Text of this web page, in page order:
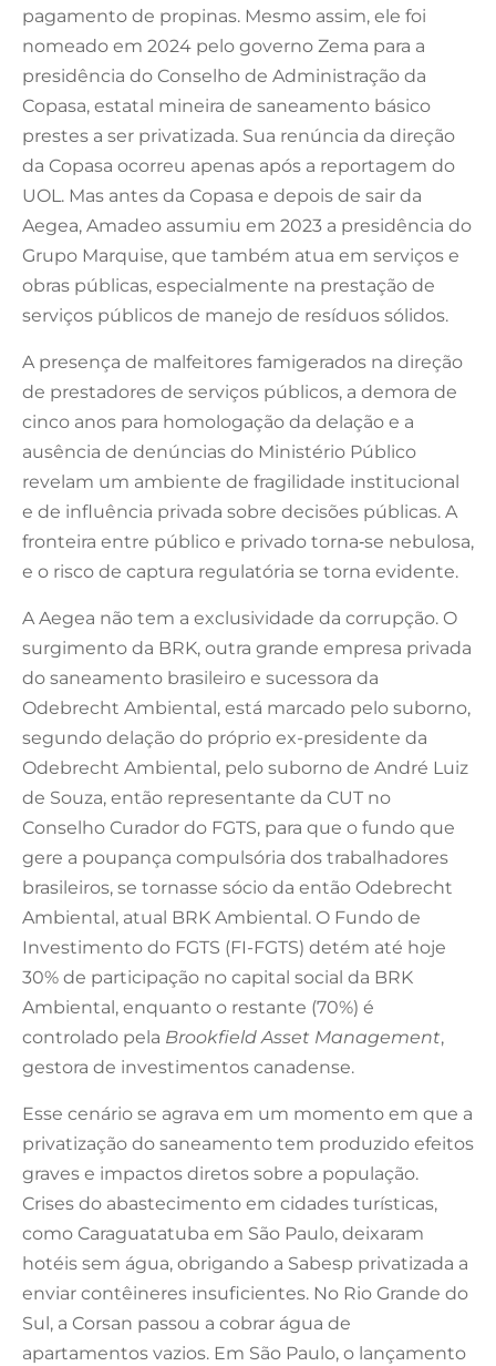
pagamento de propinas. Mesmo assim, ele foi
nomeado em 2024 pelo governo Zema para a
presidência do Conselho de Administração da
Copasa, estatal mineira de saneamento básico
prestes a ser privatizada. Sua renúncia da direção
da Copasa ocorreu apenas após a reportagem do
UOL. Mas antes da Copasa e depois de sair da
Aegea, Amadeo assumiu em 2023 a presidência do
Grupo Marquise, que também atua em serviços e
obras públicas, especialmente na prestação de
serviços públicos de manejo de resíduos sólidos.
A presença de malfeitores famigerados na direção
de prestadores de serviços públicos, a demora de
cinco anos para homologação da delação e a
ausência de denúncias do Ministério Público
revelam um ambiente de fragilidade institucional
e de influência privada sobre decisões públicas. A
fronteira entre público e privado torna‑se nebulosa,
e o risco de captura regulatória se torna evidente.
A Aegea não tem a exclusividade da corrupção. O
surgimento da BRK, outra grande empresa privada
do saneamento brasileiro e sucessora da
Odebrecht Ambiental, está marcado pelo suborno,
segundo delação do próprio ex-presidente da
Odebrecht Ambiental, pelo suborno de André Luiz
de Souza, então representante da CUT no
Conselho Curador do FGTS, para que o fundo que
gere a poupança compulsória dos trabalhadores
brasileiros, se tornasse sócio da então Odebrecht
Ambiental, atual BRK Ambiental. O Fundo de
Investimento do FGTS (FI-FGTS) detém até hoje
30% de participação no capital social da BRK
Ambiental, enquanto o restante (70%) é
controlado pela Brookfield Asset Management,
gestora de investimentos canadense.
Esse cenário se agrava em um momento em que a
privatização do saneamento tem produzido efeitos
graves e impactos diretos sobre a população.
Crises do abastecimento em cidades turísticas,
como Caraguatatuba em São Paulo, deixaram
hotéis sem água, obrigando a Sabesp privatizada a
enviar contêineres insuficientes. No Rio Grande do
Sul, a Corsan passou a cobrar água de
apartamentos vazios. Em São Paulo, o lançamento